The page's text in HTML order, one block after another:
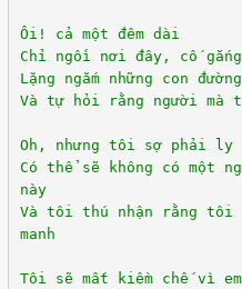
Ôi! cả một đêm dài
Chỉ ngồi nơi đây, cố
Lặng ngắm những con
Và tự hỏi rằng người mà
Oh, nhưng tôi sợ phải ly
Có thể sẽ không có một
này
Và tôi thú nhận rằng tôi
manh
Tôi sẽ mất kiềm chế vì